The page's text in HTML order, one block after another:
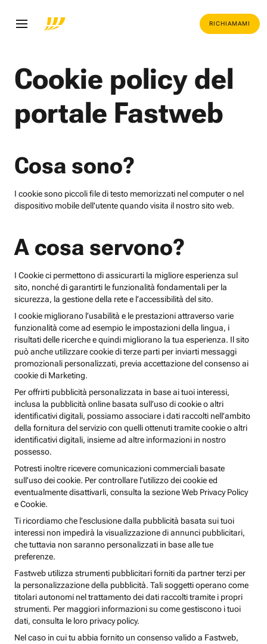
RICHIAMAMI
Cookie policy del
portale Fastweb
Cosa sono?
I cookie sono piccoli file di testo memorizzati nel computer o nel
dispositivo mobile dell'utente quando visita il nostro sito web.
A cosa servono?
I Cookie ci permettono di assicurarti la migliore esperienza sul
sito, nonché di garantirti le funzionalità fondamentali per la
sicurezza, la gestione della rete e l’accessibilità del sito.
I cookie migliorano l’usabilità e le prestazioni attraverso varie
funzionalità come ad esempio le impostazioni della lingua, i
risultati delle ricerche e quindi migliorano la tua esperienza. Il sito
può anche utilizzare cookie di terze parti per inviarti messaggi
promozionali personalizzati, previa accettazione del consenso ai
cookie di Marketing.
Per offrirti pubblicità personalizzata in base ai tuoi interessi,
inclusa la pubblicità online basata sull’uso di cookie o altri
identificativi digitali, possiamo associare i dati raccolti nell’ambito
della fornitura del servizio con quelli ottenuti tramite cookie o altri
identificativi digitali, insieme ad altre informazioni in nostro
possesso.
Potresti inoltre ricevere comunicazioni commerciali basate
sull’uso dei cookie. Per controllare l’utilizzo dei cookie ed
eventualmente disattivarli, consulta la sezione Web Privacy Policy
e Cookie.
Ti ricordiamo che l’esclusione dalla pubblicità basata sui tuoi
interessi non impedirà la visualizzazione di annunci pubblicitari,
che tuttavia non saranno personalizzati in base alle tue
preferenze.
Fastweb utilizza strumenti pubblicitari forniti da partner terzi per
la personalizzazione della pubblicità. Tali soggetti operano come
titolari autonomi nel trattamento dei dati raccolti tramite i propri
strumenti. Per maggiori informazioni su come gestiscono i tuoi
dati, consulta le loro privacy policy.
Nel caso in cui tu abbia fornito un consenso valido a Fastweb,